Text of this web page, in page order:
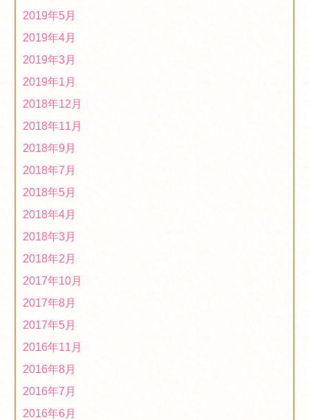
庁)について」に出展します！
「第２４回くまもと物産フェア」に出店します！
2019/10/19
2019年度「第３回ほっとはぁーとマーケット」に出店し
ます！ 2019/10/02
2019年5月
2019年4月
2019年3月
2019年1月
2018年12月
2018年11月
2018年9月
2018年7月
2018年5月
2018年4月
2018年3月
2018年2月
2017年10月
2017年8月
2017年5月
2016年11月
2016年8月
2016年7月
2016年6月